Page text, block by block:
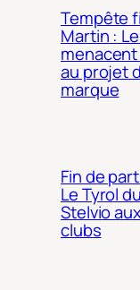
Tempête
Martin :
au projet
marque
Fin de
Le Tyrol
Stelvio
clubs